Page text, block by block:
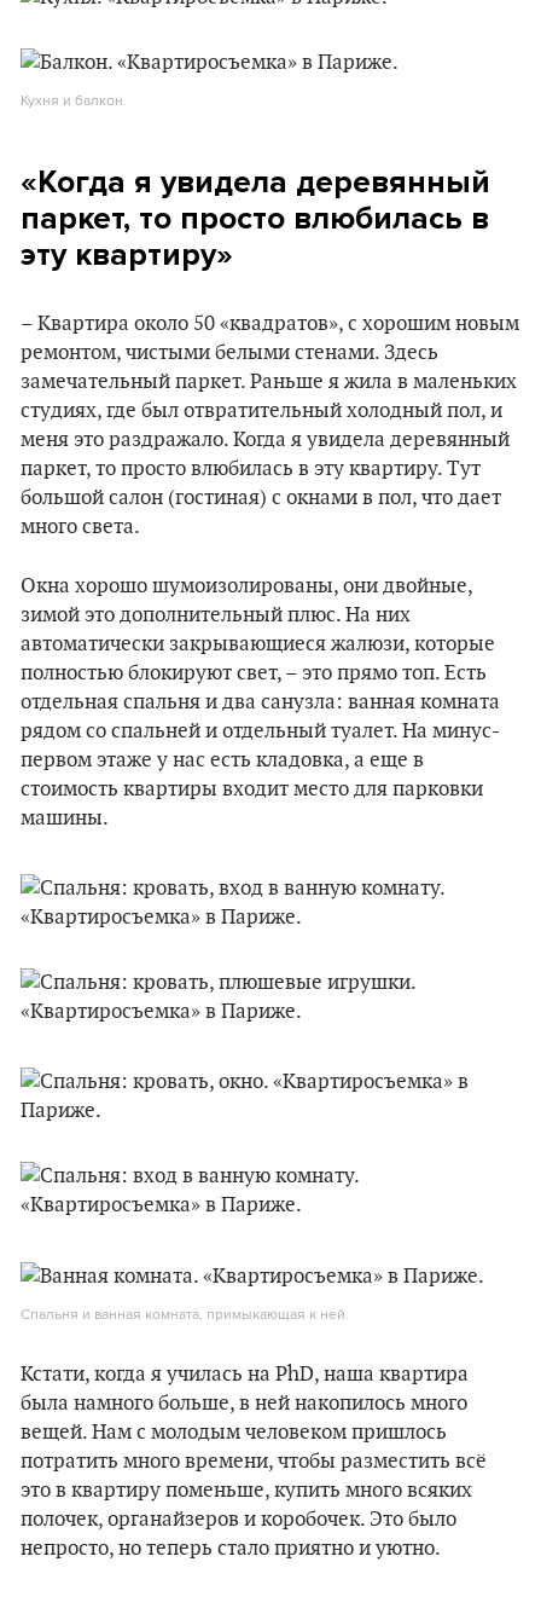
Кухня и балкон.
«Когда я увидела деревянный
паркет, то просто влюбилась в
эту квартиру»
– Квартира около 50 «квадратов», с хорошим новым
ремонтом, чистыми белыми стенами. Здесь
замечательный паркет. Раньше я жила в маленьких
студиях, где был отвратительный холодный пол, и
меня это раздражало. Когда я увидела деревянный
паркет, то просто влюбилась в эту квартиру. Тут
большой салон (гостиная) с окнами в пол, что дает
много света.
Окна хорошо шумоизолированы, они двойные,
зимой это дополнительный плюс. На них
автоматически закрывающиеся жалюзи, которые
полностью блокируют свет, – это прямо топ. Есть
отдельная спальня и два санузла: ванная комната
рядом со спальней и отдельный туалет. На минус-
первом этаже у нас есть кладовка, а еще в
стоимость квартиры входит место для парковки
машины.
Спальня и ванная комната, примыкающая к ней.
Кстати, когда я училась на PhD, наша квартира
была намного больше, в ней накопилось много
вещей. Нам с молодым человеком пришлось
потратить много времени, чтобы разместить всё
это в квартиру поменьше, купить много всяких
полочек, органайзеров и коробочек. Это было
непросто, но теперь стало приятно и уютно.